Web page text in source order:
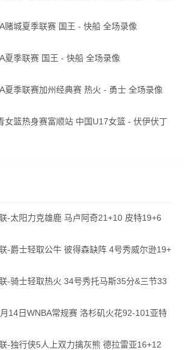
赌城夏季联赛 国王 - 快船 全场录像
夏季联赛 国王 - 快船 全场录像
夏季联赛加州经典赛 热火 - 勇士 全场录像
女篮热身赛富顺站 中国U17女篮 - 伏伊伏丁
-太阳力克雄鹿 马卢阿奇21+10 皮特19+6
-爵士轻取公牛 彼得森缺阵 4号秀威尔逊19+
-骑士轻取热火 34号秀托马斯35分&三节33
14日WNBA常规赛 洛杉矶火花92-101亚特
-独行侠5人上双力擒灰熊 德拉雷亚16+12